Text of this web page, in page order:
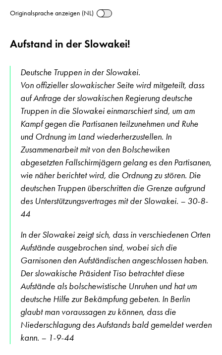
Originalsprache anzeigen (NL)
Aufstand in der Slowakei!
Deutsche Truppen in der Slowakei.
Von offizieller slowakischer Seite wird mitgeteilt, dass
auf Anfrage der slowakischen Regierung deutsche
Truppen in die Slowakei einmarschiert sind, um am
Kampf gegen die Partisanen teilzunehmen und Ruhe
und Ordnung im Land wiederherzustellen. In
Zusammenarbeit mit von den Bolschewiken
abgesetzten Fallschirmjägern gelang es den Partisanen,
wie näher berichtet wird, die Ordnung zu stören. Die
deutschen Truppen überschritten die Grenze aufgrund
des Unterstützungsvertrages mit der Slowakei. – 30-8-
44
In der Slowakei zeigt sich, dass in verschiedenen Orten
Aufstände ausgebrochen sind, wobei sich die
Garnisonen den Aufständischen angeschlossen haben.
Der slowakische Präsident Tiso betrachtet diese
Aufstände als bolschewistische Unruhen und hat um
deutsche Hilfe zur Bekämpfung gebeten. In Berlin
glaubt man voraussagen zu können, dass die
Niederschlagung des Aufstands bald gemeldet werden
kann. – 1-9-44